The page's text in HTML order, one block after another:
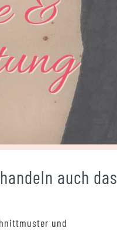
auch das
und